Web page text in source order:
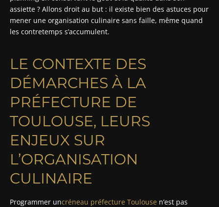
assiette ? Allons droit au but : il existe bien des astuces pour
mener une organisation culinaire sans faille, même quand
les contretemps s’accumulent.
LE CONTEXTE DES
DÉMARCHES À LA
PRÉFECTURE DE
TOULOUSE, LEURS
ENJEUX SUR
L’ORGANISATION
CULINAIRE
Programmer uncréneau préfecture Toulouse n’est pas